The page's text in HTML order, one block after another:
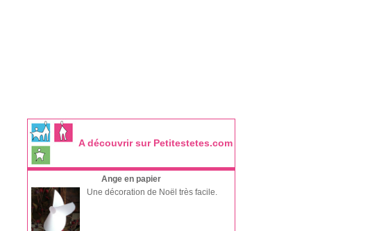
A découvrir sur Petitestetes.com
Ange en papier
Une décoration de Noël très facile.